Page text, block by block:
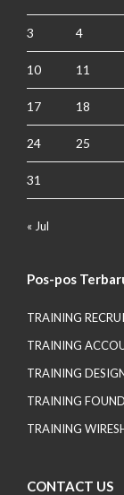
3 4
10 11
17 18
24 25
31
« Jul
Pos-pos
TRAINING
TRAINING
TRAINING
TRAINING
TRAINING
CONTACT US